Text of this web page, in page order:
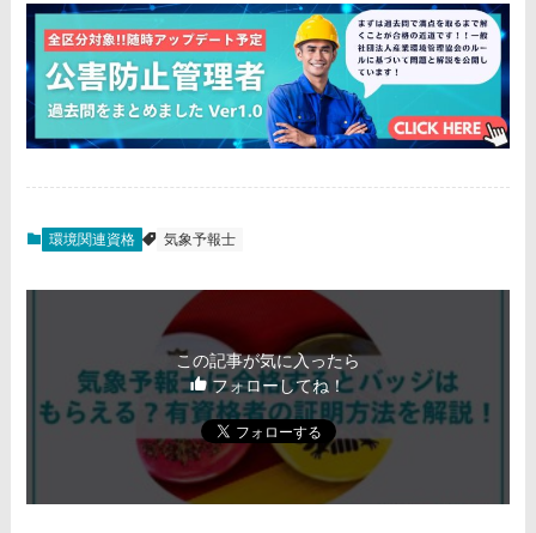
環境関連資格 気象予報士
この記事が気に入ったら
フォローしてね！